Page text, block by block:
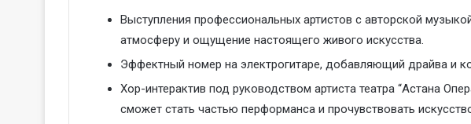
Выступления профессиональных артистов с авторской
атмосферу и ощущение настоящего живого искусства.
Эффектный номер на электрогитаре, добавляющий драйва и
Хор-интерактив под руководством артиста театра “Астана
сможет стать частью перформанса и прочувствовать